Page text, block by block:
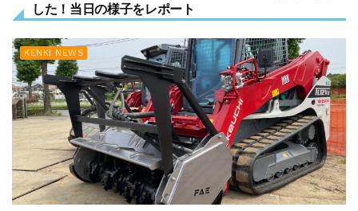
した！当日の様子をレポート
KENKI NEWS